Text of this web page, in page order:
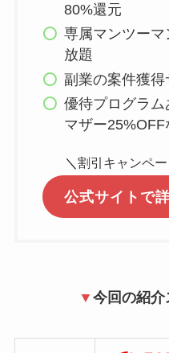
80%還元
専属マンツーマ
放題
副業の案件獲得
優待プログラ
マザー25%OFF
＼ 割引キャンペー
公式サイトで
▼ 今回の紹